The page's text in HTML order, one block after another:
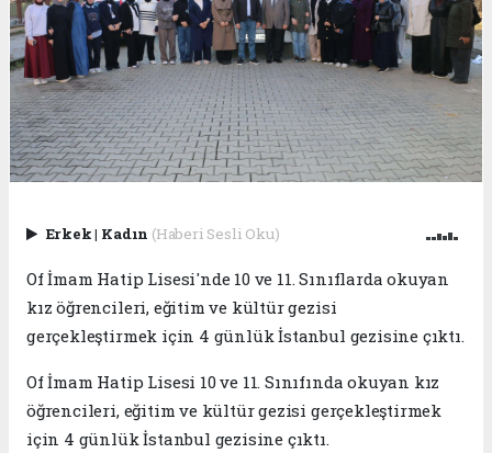
Erkek| Kadın (Haberi Sesli Oku)
Of İmam Hatip Lisesi'nde 10 ve 11. Sınıflarda okuyan
kız öğrencileri, eğitim ve kültür gezisi
gerçekleştirmek için 4 günlük İstanbul gezisine çıktı.
Of İmam Hatip Lisesi 10 ve 11. Sınıfında okuyan kız
öğrencileri, eğitim ve kültür gezisi gerçekleştirmek
için 4 günlük İstanbul gezisine çıktı.